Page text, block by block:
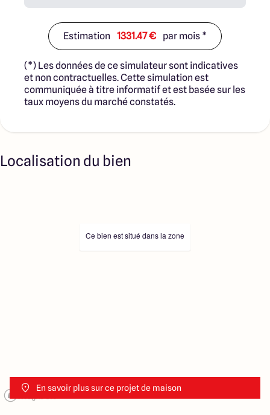
Estimation 1331.47 € par mois *
(*) Les données de ce simulateur sont indicatives
et non contractuelles. Cette simulation est
communiquée à titre informatif et est basée sur les
taux moyens du marché constatés.
Localisation du bien
En savoir plus sur ce projet de maison
Ce bien est situé dans la zone